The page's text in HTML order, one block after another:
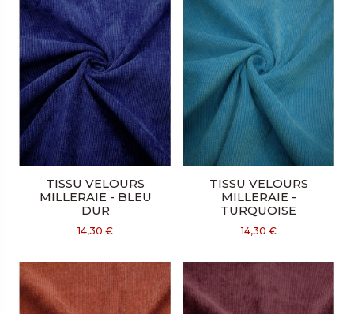
TISSU VELOURS
MILLERAIE - BLEU
DUR
14,30 €
TISSU VELOURS
MILLERAIE -
TURQUOISE
14,30 €